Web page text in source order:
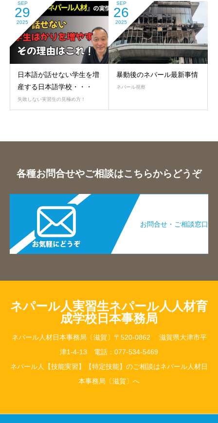
SEP
29
2025
日本語が話せない学生を増
産する日本語学校・・・
失敗しない実習生の見極め方！
SEP
26
2025
暴動後のネパール最新事情
ネパール視察
各種お問合せやご相談はこちらからどうぞ
お問合せ・ご相談窓口​
ネパール人実習生ネパール人人材育
成学校日本事務局
ネパール人材日本事務局〔滋賀〕〒520-0862 滋賀県大津市平
津1-4-13 電話：077-534-5469
ネパール人【技能実習】【特定技能】のご相談はネパール人材日
本事務局〔滋賀〕へ